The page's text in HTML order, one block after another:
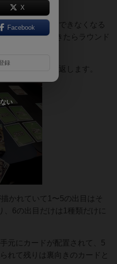
す。
カードをプレイできなくなる
全てプレイできたらラウンド
ラウンドは繰り返します。
かれていて1〜5の出目はそ
6の出目だけは1種類だけに
元にカードが配置されて、5
れて残りは裏向きのカードと
X
Facebook
録
い